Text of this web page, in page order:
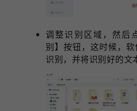
调整识别区域，然后
别】按钮，这时候，
识别，并将识别好的文